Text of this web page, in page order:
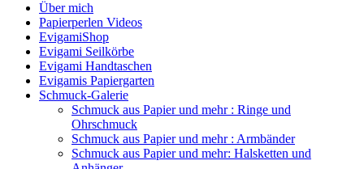
Über mich
Papierperlen Videos
EvigamiShop
Evigami Seilkörbe
Evigami Handtaschen
Evigamis Papiergarten
Schmuck-Galerie
Schmuck aus Papier und mehr : Ringe und
Ohrschmuck
Schmuck aus Papier und mehr : Armbänder
Schmuck aus Papier und mehr: Halsketten und